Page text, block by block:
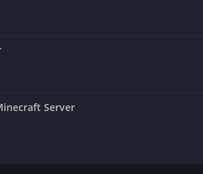
Server